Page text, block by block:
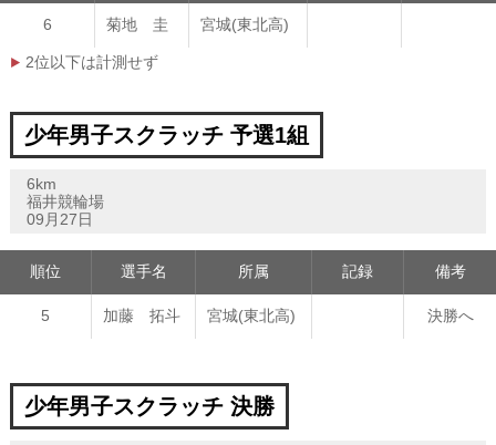
6 菊地 圭 宮城(東北高)
2位以下は計測せず
少年男子スクラッチ 予選1組
6km
福井競輪場
09月27日
順位 選手名 所属 記録 備考
5 加藤 拓斗 宮城(東北高) 決勝へ
少年男子スクラッチ 決勝